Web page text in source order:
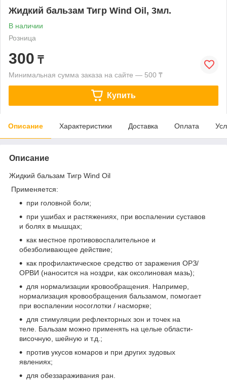
Жидкий бальзам Тигр Wind Oil, 3мл.
В наличии
Розница
300 ₸
Минимальная сумма заказа на сайте — 500 ₸
Купить
Описание Характеристики Доставка Оплата
Описание
Жидкий бальзам Тигр Wind Oil
Применяется:
при головной боли;
при ушибах и растяжениях, при воспалении суставов
и болях в мышцах;
как местное противовоспалительное и
обезболивающее действие;
как профилактическое средство от заражения ОРЗ/
ОРВИ (наносится на ноздри, как оксолиновая мазь);
для нормализации кровообращения. Например,
нормализация кровообращения бальзамом, помогает
при воспалении носоглотки / насморке;
для стимуляции рефлекторных зон и точек на
теле. Бальзам можно применять на целые области-
височную, шейную и т.д.;
против укусов комаров и при других зудовых
явлениях;
для обеззараживания ран.